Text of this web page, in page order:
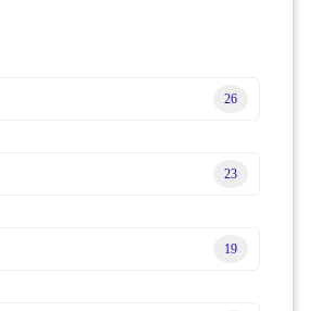
26
23
19